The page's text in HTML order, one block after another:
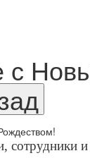
с
сотрудники